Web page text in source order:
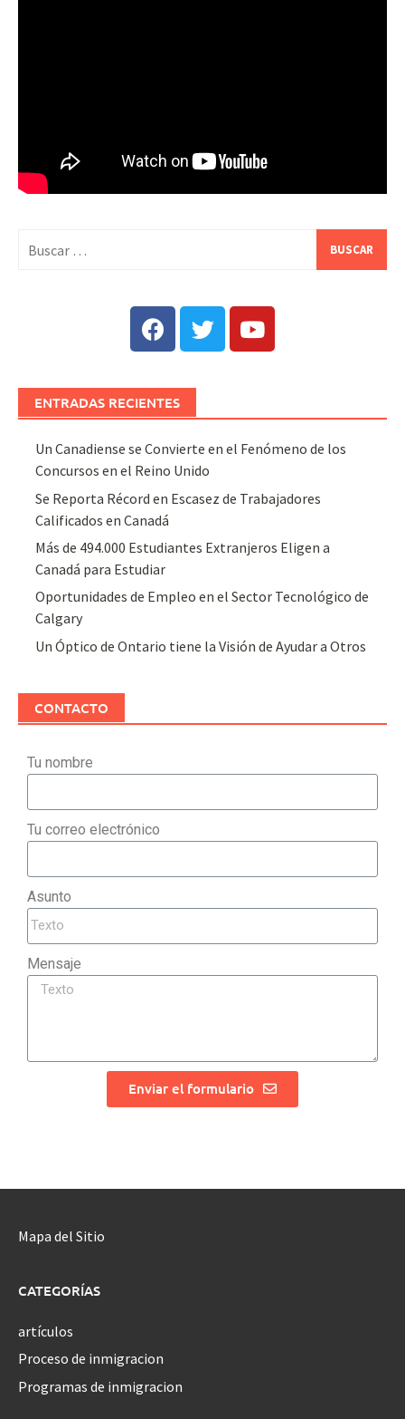
ENTRADAS RECIENTES
Un Canadiense se Convierte en el Fenómeno de los
Concursos en el Reino Unido
Se Reporta Récord en Escasez de Trabajadores
Calificados en Canadá
Más de 494.000 Estudiantes Extranjeros Eligen a
Canadá para Estudiar
Oportunidades de Empleo en el Sector Tecnológico de
Calgary
Un Óptico de Ontario tiene la Visión de Ayudar a Otros
CONTACTO
Tu nombre
Tu correo electrónico
Asunto
Mensaje
Enviar el formulario
Mapa del Sitio
CATEGORÍAS
artículos
Proceso de inmigracion
Programas de inmigracion